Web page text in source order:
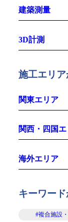
建築測量
3D計測
施工エリ
関東エリア
関西・四国
海外エリア
キーワー
#複合施設